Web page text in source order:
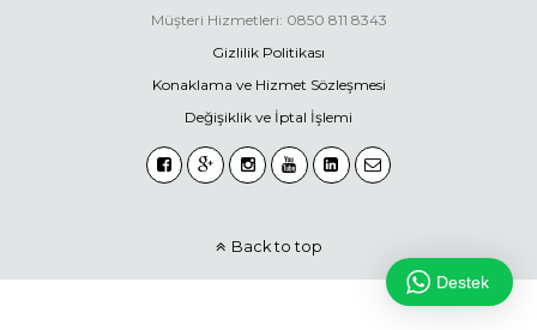
Müşteri Hizmetleri: 0850 811 8343
Gizlilik Politikası
Konaklama ve Hizmet Sözleşmesi
Değişiklik ve İptal İşlemi
Back to top
Destek